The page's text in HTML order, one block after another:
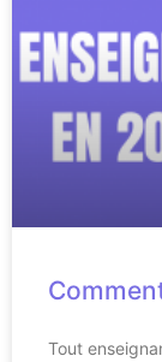
Tout